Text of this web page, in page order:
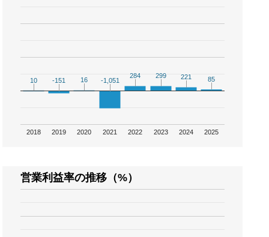
2018 2019 2020 2021 2022 2023 2024 2025
10
10 -151
-151 16
16 -1,051
-1,051
284
284 299
299 221
221 85
85
営業利益率の推移（%）